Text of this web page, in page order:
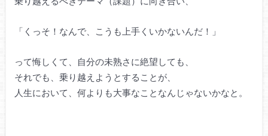
「くっそ！なんで、こうも上手くいかないんだ！」
って悔しくて、自分の未熟さに絶望しても、
それでも、乗り越えようとすることが、
人生において、何よりも大事なことなんじゃないかなと。